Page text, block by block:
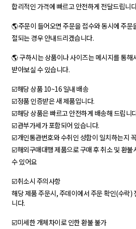
합리적인 가격에 빠르고 안전하게 전달드립니
🌎주문이 들어오면 주문을 접수와 동시에 주문
절되는 경우 안내드리겠습니다.
🌎 구하시는 상품이나 사이즈는 메시지를 통해
받아보실 수 있습니다.
☑️해당 상품 10~16 일내 배송
☑️정품 인증받은 새 제품입니다.
☑️해당 상품은 빠르고 안전하게 배송해 드립니
☑️관부가세가 포함되어 있습니다.
☑️개인통관번호와 수취인 성함이 일치하는지
☑️해외구매대행 제품으로 구매 후 취소 및 환불
수 있어요
☑️취소시 주의사항
해당 제품 주문시, 주데이에서 주문 확인(수락)
니다.
☑️미세한 개체차이로 인한 환불 불가